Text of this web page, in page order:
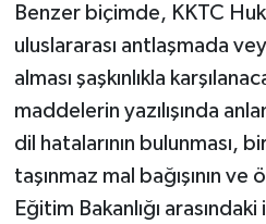
Benzer biçimde, KKTC
uluslararası antlaşmada
alması şaşkınlıkla
maddelerin yazılışında
dil hatalarının bulunması,
taşınmaz mal bağışının ve
Eğitim Bakanlığı